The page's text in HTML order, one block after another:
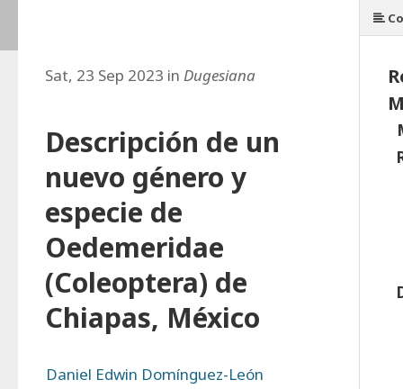
Sat, 23 Sep 2023 in Dugesiana
Descripción de un
nuevo género y
especie de
Oedemeridae
(Coleoptera) de
Chiapas, México
Daniel Edwin Domínguez-León